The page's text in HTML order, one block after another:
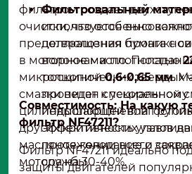
фильтром создает
очистки, что особенно
предотвращения
в моторное масло.
микроскопических твердых
смазки ведет к ускоренному
цилиндропоршневой
других критических узлов
масляное голодание и
мотора на 30-40%.
Фильтровальный
используется
целлюлозная бумага с
волокнами плотностью
толщиной0,6-0,65 мм.
пропитан специальной
повышающей
эффективность
протяжении всего
службы.
Совместимость: На какую
фильтр NF47211?
Фильтр NF47211 идеально
защиты двигателей